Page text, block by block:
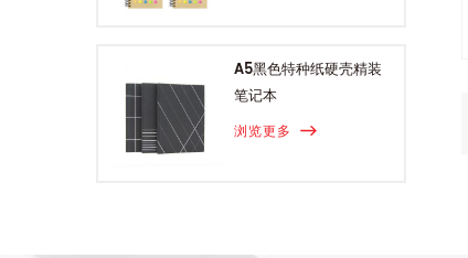
A5黑色特种纸硬壳精装
笔记本
浏览更多